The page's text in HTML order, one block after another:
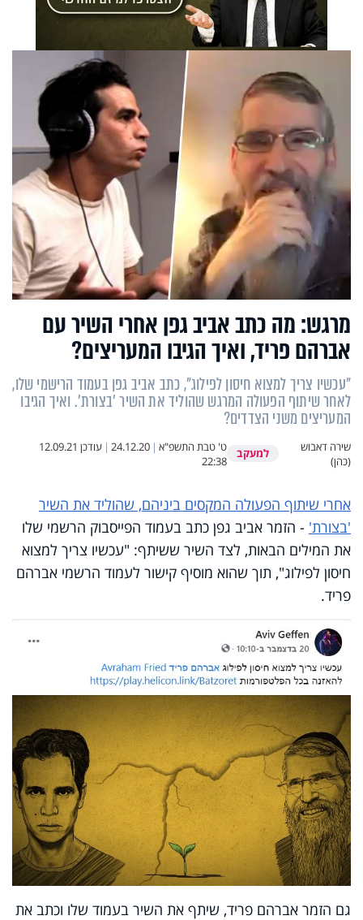
מרגש: מה כתב אביב גפן אחרי השיר עם
אברהם פריד, ואיך הגיבו המעריצים?
"עכשיו צריך למצוא חיסון לפילוג", כתב אביב גפן בעמוד הרישמי שלו,
לאחר שיתוף הפעולה המרגש שהוליד את השיר 'בצורת'. ואיך הגיבו
המעריצים משני הצדדים?
שירה דאבוש
(כהן)
למעקב ט' טבת התשפ"א |
24.12.20
| עודכן 12.09.21
22:38
אחרי שיתוף הפעולה המקסים ביניהם, שהוליד את השיר
'בצורת' - הזמר אביב גפן כתב בעמוד הפייסבוק הרשמי שלו
את המילים הבאות, לצד השיר ששיתף: "עכשיו צריך למצוא
חיסון לפילוג", תוך שהוא מוסיף קישור לעמוד הרשמי אברהם
פריד.
גם הזמר אברהם פריד, שיתף את השיר בעמוד שלו וכתב את